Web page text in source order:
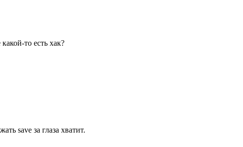
то есть хак?
save за глаза хватит.